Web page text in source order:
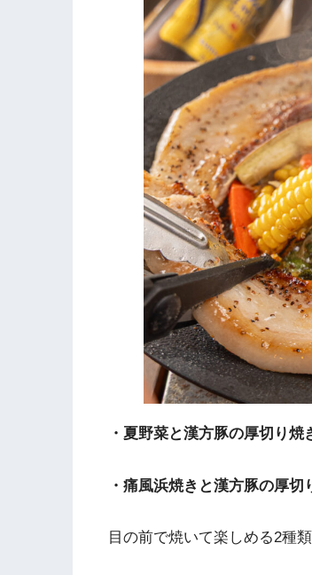
・夏野菜と漢方豚の厚切り
・痛風浜焼きと漢方豚の厚
目の前で焼いて楽しめる2種